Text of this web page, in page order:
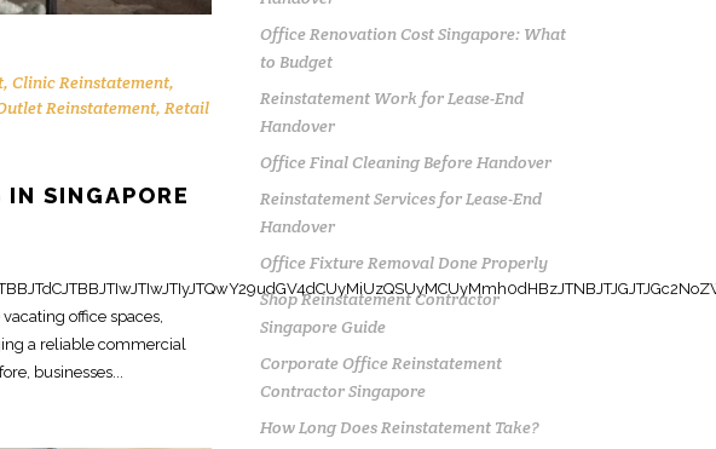
, Clinic Reinstatement,
Reinstatement, Retail
SINGAPORE
Office Renovation Cost Singapore: What
to Budget
Reinstatement Work for Lease-End
Handover
Office Final Cleaning Before Handover
Reinstatement Services for Lease-End
Handover
Office Fixture Removal Done Properly
Shop Reinstatement Contractor
Singapore Guide
Corporate Office Reinstatement
Contractor Singapore
How Long Does Reinstatement Take?